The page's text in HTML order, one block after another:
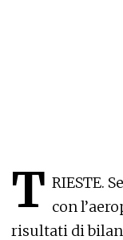
T RIESTE.
con
risultati di